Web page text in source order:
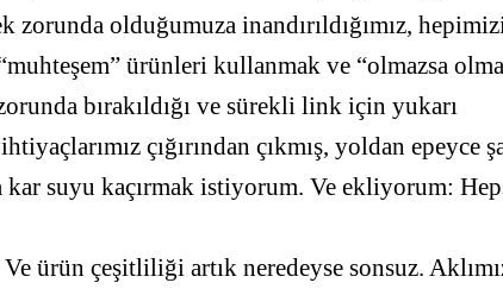
zorunda olduğumuza inandırıldığımız,
ürünleri kullanmak ve “olmazsa
bırakıldığı ve sürekli link için yukarı
çığırından çıkmış, yoldan epeyce
kar suyu kaçırmak istiyorum. Ve ekliyorum:
ürün çeşitliliği artık neredeyse sonsuz.